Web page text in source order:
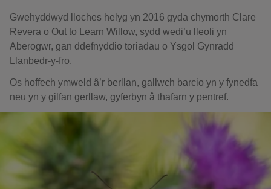
Gwehyddwyd lloches helyg yn 2016 gyda chymorth Clare
Revera o Out to Learn Willow, sydd wedi’u lleoli yn
Aberogwr, gan ddefnyddio toriadau o Ysgol Gynradd
Llanbedr-y-fro.
Os hoffech ymweld â’r berllan, gallwch barcio yn y fynedfa
neu yn y gilfan gerllaw, gyferbyn â thafarn y pentref.